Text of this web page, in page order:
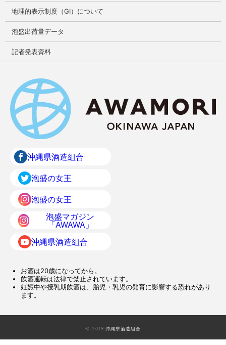
地理的表示制度（GI）について
泡盛出荷量データ
記者発表資料
沖縄県酒造組合
泡盛の女王
泡盛の女王
泡盛マガジン
「AWAWA」
沖縄県酒造組合
お酒は20歳になってから。
飲酒運転は法律で禁止されています。
妊娠中や授乳期飲酒は、胎児・乳児の発育に影響する恐れがあり
ます。
© 2018 沖縄県酒造組合